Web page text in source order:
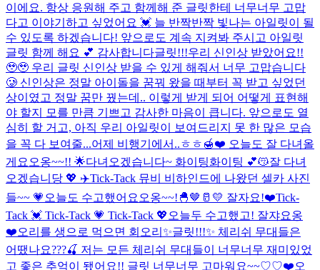
이에요. 항상 응원해 주고 함께해 준 글릿한테 너무너무 고맙
다고 이야기하고 싶었어요 💓 늘 반짝반짝 빛나는 아일릿이 될
수 있도록 하겠습니다! 앞으로도 계속 지켜봐 주시고 아일릿
글릿 함께 해요 💕 감사합니다글릿!!!우리 신인상 받았어요!!
🥹🥹 우리 글릿 신인상 받을 수 있게 해줘서 너무 고맙습니다
🥲 신인상은 정말 아이돌을 꿈꿔 왔을 때부터 꼭 받고 싶었던
상이였고 정말 꿈만 꿨는데.. 이렇게 받게 되어 어떻게 표현해
야 할지 모를 만큼 기쁘고 감사한 마음이 큽니다. 앞으로도 열
심히 할 거고, 아직 우리 아일릿이 보여드리지 못 한 많은 모습
을 꼭 다 보여줄...어제 비행기에서..ㅎㅎ🍯❤️ 오늘도 잘 다녀올
게요오옹~~!! 🌟다녀오겠습니다~ 화이팅화이팅 💕😽잘 다녀
오겠습니당 💖 ✈️Tick-Tack 뮤비 비하인드에 나왔던 셀카 사진
들~~ 💗 오늘도 수고했어요오옹~~!🐣🤎🥛💛 잘자요!❤️Tick-
Tack 💓 Tick-Tack 💗 Tick-Tack 💖 오늘두 수고했고! 잘쟈요옹
❤️오리를 생으로 먹으면 회오리 ✨글릿!!!✨ 체리쉬 무대들은
어땠나요???🍒 저는 모든 체리쉬 무대들이 너무너무 재미있었
고 좋은 추억이 됐어요!! 글릿 너무너무 고마워요~~♡♡❤️오